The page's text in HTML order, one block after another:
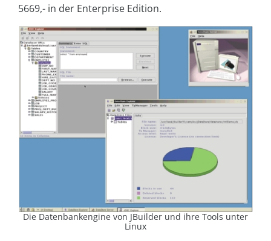
5669,- in der Enterprise Edition.
Die Datenbankengine von JBuilder und ihre Tools unter
Linux